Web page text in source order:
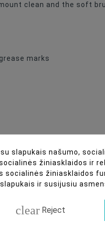
clean and the soft
marks
slapukais našumo,
žiniasklaidos ir
socialinės žiniasklaidos
ir susijusiu
clear Reject